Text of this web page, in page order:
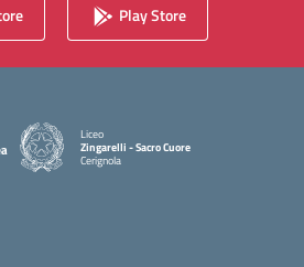
Play Store
Liceo
Zingarelli - Sacro Cuore
Cerignola
— Visita la pagina iniziale della scuola